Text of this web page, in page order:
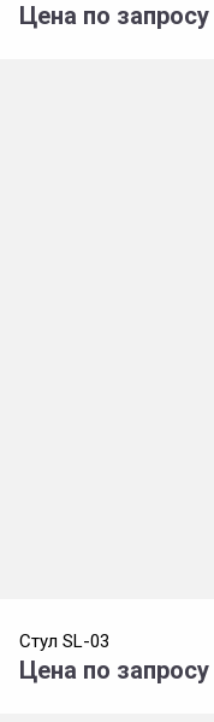
Цена по запросу
Стул SL-03
Цена по запросу